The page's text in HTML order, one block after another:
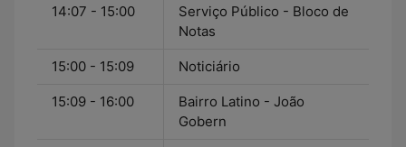
14:07 - 15:00
Serviço Público - Bloco de
Notas
15:00 - 15:09 Noticiário
15:09 - 16:00
Bairro Latino - João
Gobern